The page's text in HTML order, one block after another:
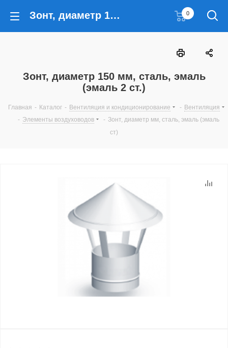
Зонт, диаметр 150 мм, сталь, эмаль (эмаль 2 ст.) 0
Зонт, диаметр 150 мм, сталь, эмаль
(эмаль 2 ст.)
Главная - Каталог - Вентиляция и кондиционирование - Вентиляция
- Элементы воздуховодов - Зонт, диаметр мм, сталь, эмаль (эмаль
ст)